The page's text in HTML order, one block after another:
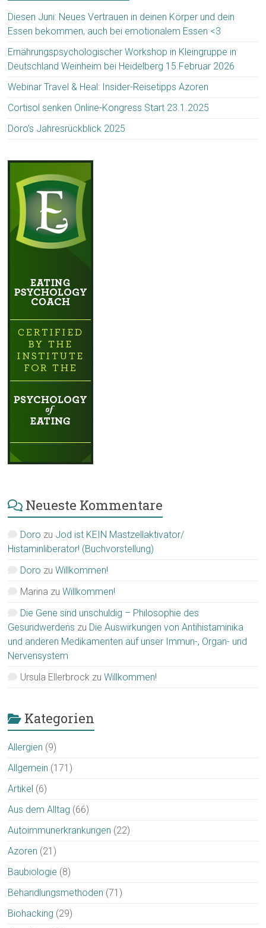
Diesen Juni: Neues Vertrauen in deinen Körper und dein
Essen bekommen, auch bei emotionalem Essen <3
Ernährungspsychologischer Workshop in Kleingruppe in
Deutschland Weinheim bei Heidelberg 15.Februar 2026
Webinar Travel & Heal: Insider-Reisetipps Azoren
Cortisol senken Online-Kongress Start 23.1.2025
Doro’s Jahresrückblick 2025
Neueste Kommentare
Doro zu Jod ist KEIN Mastzellaktivator/
Histaminliberator! (Buchvorstellung)
Doro zuWillkommen!
Marina zuWillkommen!
Die Gene sind unschuldig – Philosophie des
Gesundwerdens zu Die Auswirkungen von Antihistaminika
und anderen Medikamenten auf unser Immun-, Organ- und
Nervensystem
Ursula Ellerbrock zuWillkommen!
Kategorien
Allergien (9)
Allgemein (171)
Artikel (6)
Aus dem Alltag (66)
Autoimmunerkrankungen (22)
Azoren (21)
Baubiologie (8)
Behandlungsmethoden (71)
Biohacking (29)